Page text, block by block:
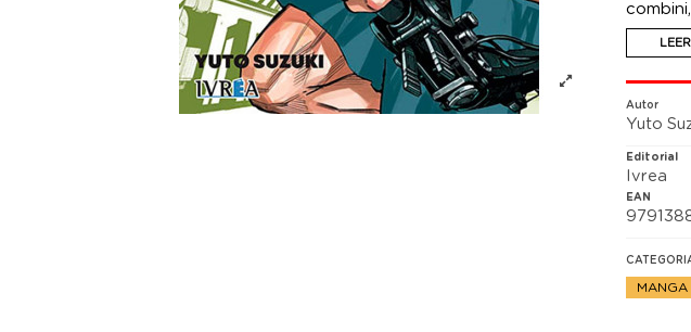
de ahí,
de
que se
Autor
Yuto
Editorial
Ivrea
EAN
MANGA